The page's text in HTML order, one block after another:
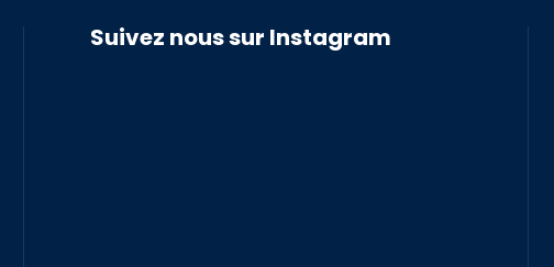
Suivez nous sur Instagram